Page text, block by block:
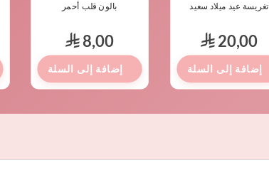
تغريسة عيد ميلاد سعيد
⃁20,00
بالون قلب أحمر
⃁ 8,00